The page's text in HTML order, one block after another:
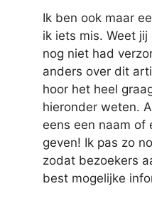
Ik ben ook maar
ik iets mis. Weet
nog niet had
anders over dit
hoor het heel
hieronder weten.
eens een naam of
geven! Ik pas zo
zodat bezoekers
best mogelijke